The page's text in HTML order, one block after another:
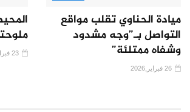
ميادة الحناوي تقلب مواقع
التواصل بـ”وجه مشدود
وشفاه ممتلئة”